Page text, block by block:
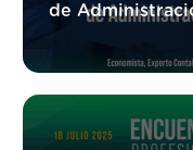
de